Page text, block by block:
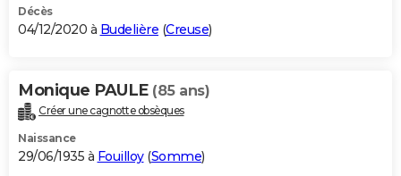
Décès
04/12/2020 à Budelière (Creuse)
Monique PAULE (85 ans)
Créer une cagnotte obsèques
Naissance
29/06/1935 à Fouilloy(Somme)